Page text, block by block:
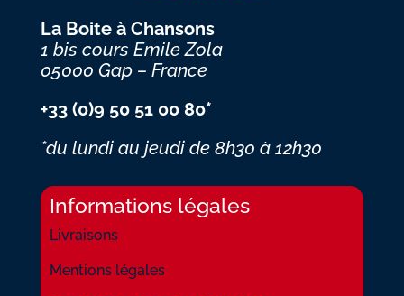
La Boite à Chansons
1 bis cours Emile Zola
05000 Gap – France
+33 (0)9 50 51 00 80*
*du lundi au jeudi de 8h30 à 12h30
Informations légales
Livraisons
Mentions légales